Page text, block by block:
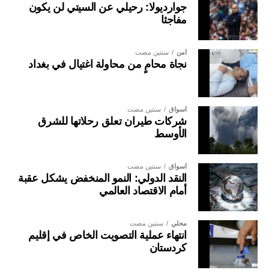
جوارديولا: رحيلي عن السيتي لن يكون
مفاجئا
أمن سنتين مضت
نجاة محامٍ من محاولة اغتيال في بغداد
أسواق سنتين مضت
شركات طيران تعلق رحلاتها للشرق
الأوسط
أسواق سنتين مضت
النقد الدولي: النمو المنخفض يشكل عقبة
أمام الاقتصاد العالمي
محلي سنتين مضت
انتهاء عملية التصويت الخاص في إقليم
كردستان